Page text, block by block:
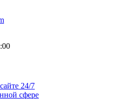
24/7
сфере